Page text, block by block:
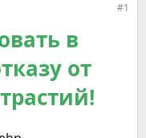
#1
в
от